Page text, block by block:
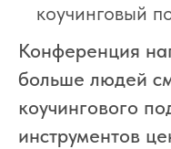
коучинговый
Конференция
больше людей
коучингового
инструментов